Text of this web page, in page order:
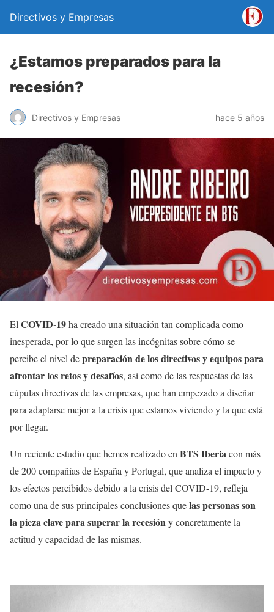
Directivos y Empresas
¿Estamos preparados para la
recesión?
Directivos y Empresas hace 5 años
El COVID-19ha creado una situación tan complicada como
inesperada, por lo que surgen las incógnitas sobre cómo se
percibe el nivel depreparación de los directivos y equipos para
afrontar los retos y desafíos, así como de las respuestas de las
cúpulas directivas de las empresas, que han empezado a diseñar
para adaptarse mejor a la crisis que estamos viviendo y la que está
por llegar.
Un reciente estudio que hemos realizado en BTS Iberiacon más
de 200 compañías de España y Portugal, que analiza el impacto y
los efectos percibidos debido a la crisis del COVID-19, refleja
como una de sus principales conclusiones quelas personas son
la pieza clave para superar la recesióny concretamente la
actitud y capacidad de las mismas.